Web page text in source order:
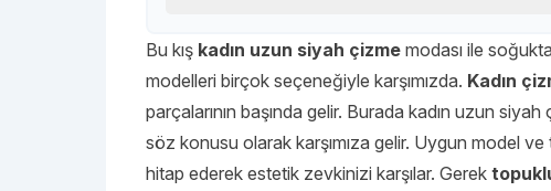
Bu kış kadın uzun siyah çizme modası ile
modelleri birçok seçeneğiyle karşımızda. Kadın
parçalarının başında gelir. Burada kadın uzun
söz konusu olarak karşımıza gelir. Uygun model
hitap ederek estetik zevkinizi karşılar. Gerek